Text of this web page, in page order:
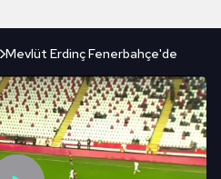
Mevlüt Erdinç Fenerbahçe'de